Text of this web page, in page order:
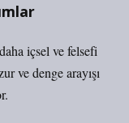
içsel ve felsefi
ve denge arayışı